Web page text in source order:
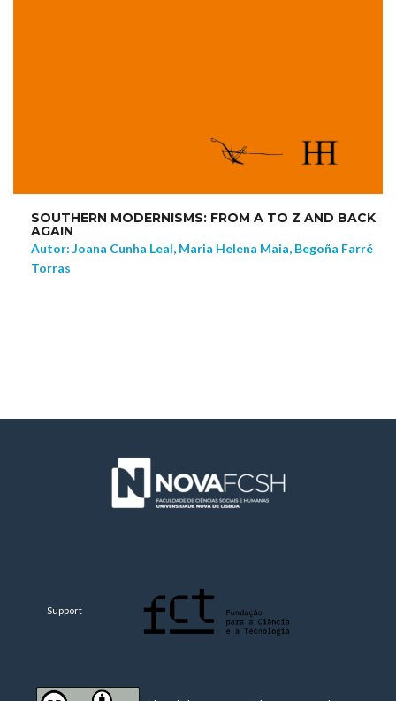
SOUTHERN MODERNISMS: FROM A TO Z AND BACK
AGAIN
Autor: Joana Cunha Leal, Maria Helena Maia, Begoña Farré
Torras
Support